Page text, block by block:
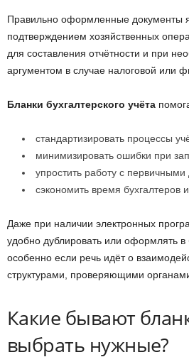
Правильно оформленные документы
подтверждением хозяйственных
для составления отчётности и при
аргументом в случае налоговой или
Бланки бухгалтерского учёта
стандартизировать процессы
минимизировать ошибки при
упростить работу с
сэкономить время бухгалтеров
Даже при наличии электронных
удобно дублировать или оформлять
особенно если речь идёт о
структурами, проверяющими
Какие бывают
выбрать нужные?